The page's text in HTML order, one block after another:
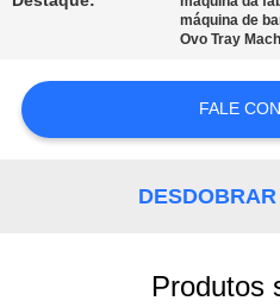
NOTÍCIAS
TODOS
OS
ORÇAMENTO
máquina de
Ovo Tray
FALE
Produtos